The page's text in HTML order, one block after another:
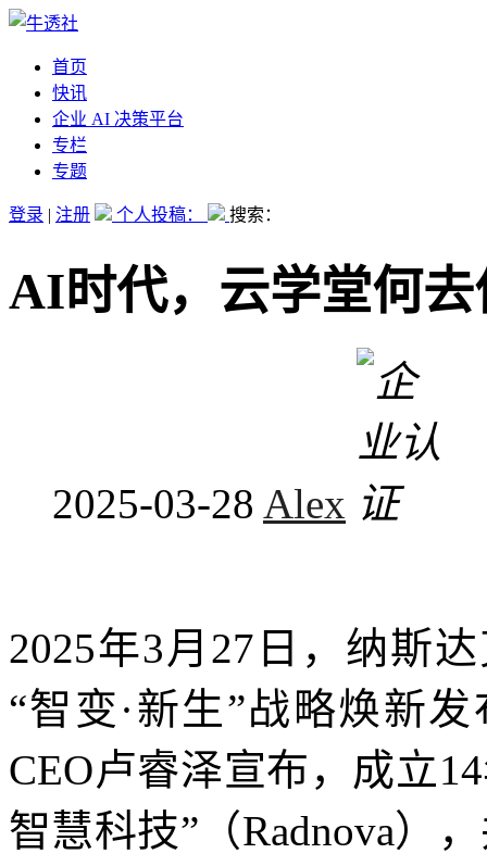
首页
快讯
企业 AI 决策平台
专栏
专题
登录 | 注册 个人投稿： 搜索：
AI时代，云学堂何去
2025-03-28 Alex
2025年3月27日，纳斯
“智变·新生”战略焕新
CEO卢睿泽宣布，成立
智慧科技”（Radnova）